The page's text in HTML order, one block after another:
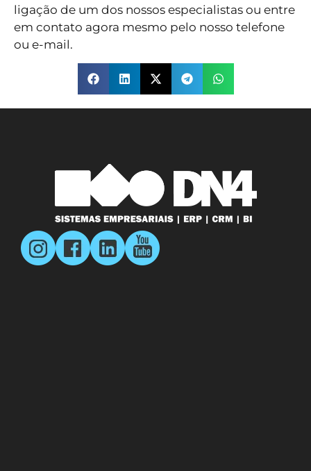
ligação de um dos nossos especialistas ou entre
em contato agora mesmo pelo nosso telefone
ou e-mail.